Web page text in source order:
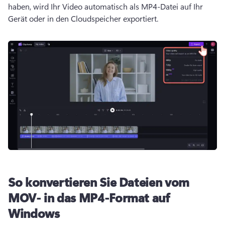
haben, wird Ihr Video automatisch als MP4-Datei auf Ihr
Gerät oder in den Cloudspeicher exportiert.
So konvertieren Sie Dateien vom
MOV- in das MP4-Format auf
Windows